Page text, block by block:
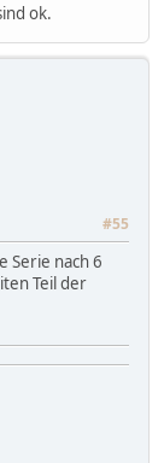
ok.
#55
Serie nach 6
Teil der